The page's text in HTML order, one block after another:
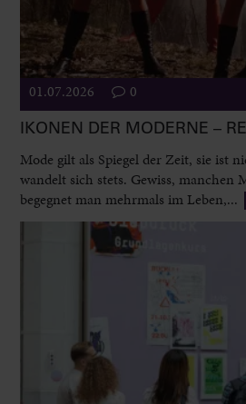
01.07.2026 0
IKONEN DER MODERNE –
Mode gilt als Spiegel der Zeit, sie ist
wandelt sich stets. Gewiss, manchen
begegnet man mehrmals im Leben,...